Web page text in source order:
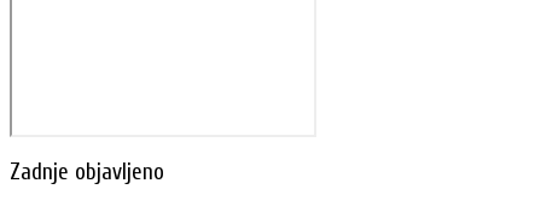
Zadnje objavljeno